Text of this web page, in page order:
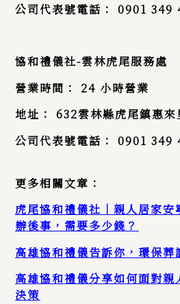
公司代表號電話：
0901 349
協和禮儀社-雲林虎尾服務處
營業時間：
24 小時營業
地址：
632雲林縣虎尾鎮惠來
公司代表號電話：
0901 349
更多相關文章：
虎尾協和禮儀社｜親人居家
辦後事，需要多少錢？
高雄協和禮儀告訴你，環保葬
高雄協和禮儀分享如何面對親
決策